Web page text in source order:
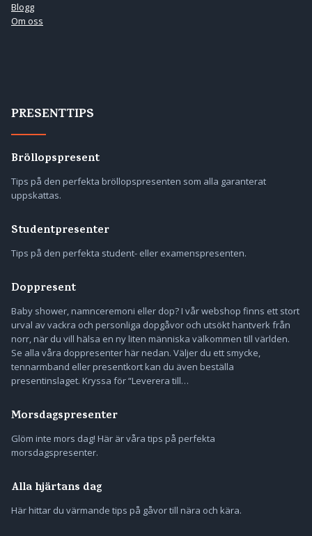
Blogg
Om oss
PRESENTTIPS
Bröllopspresent
Tips på den perfekta bröllopspresenten som alla garanterat
uppskattas.
Studentpresenter
Tips på den perfekta student- eller examenspresenten.
Doppresent
Baby shower, namnceremoni eller dop? I vår webshop finns ett stort
urval av vackra och personliga dopgåvor och utsökt hantverk från
norr, när du vill hälsa en ny liten människa välkommen till världen.
Se alla våra doppresenter här nedan. Väljer du ett smycke,
tennarmband eller presentkort kan du även beställa
presentinslaget. Kryssa för “Leverera till…
Morsdagspresenter
Glöm inte mors dag! Här är våra tips på perfekta
morsdagspresenter.
Alla hjärtans dag
Här hittar du värmande tips på gåvor till nära och kära.